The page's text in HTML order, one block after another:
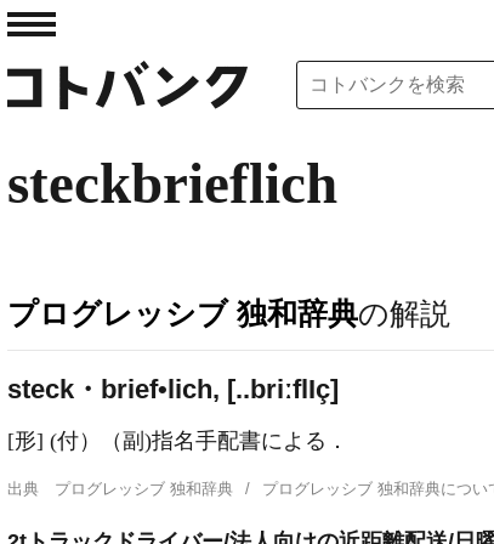
steckbrieflich
プログレッシブ 独和辞典の解説
steck・brief•lich, [..briːflIç]
[形] (付）（副)指名手配書による．
出典 プログレッシブ 独和辞典 プログレッシブ 独和辞典につ